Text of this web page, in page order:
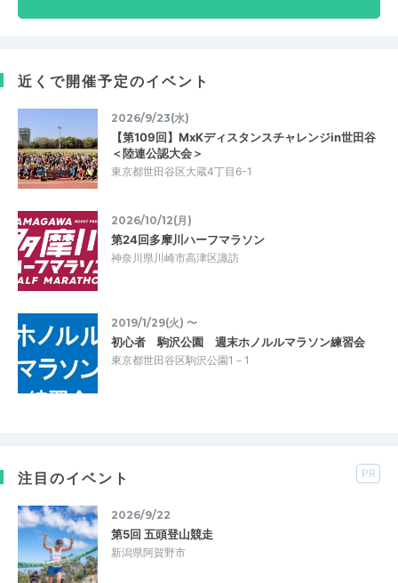
近くで開催予定のイベント
2026/9/23(水)
【第109回】MxKディスタンスチャレンジin世田谷
＜陸連公認大会＞
東京都世田谷区大蔵4丁目6-1
2026/10/12(月)
第24回多摩川ハーフマラソン
神奈川県川崎市高津区諏訪
2019/1/29(火) 〜
初心者 駒沢公園 週末ホノルルマラソン練習会
東京都世田谷区駒沢公園1－1
注目のイベント PR
2026/9/22
第5回 五頭登山競走
新潟県阿賀野市